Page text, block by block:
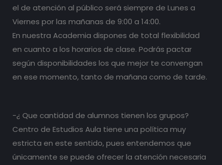
el de atención al público será siempre de Lunes a
Viernes por las mañanas de 9:00 a 14:00.
En nuestra Academia dispones de total flexibilidad
en cuanto a los horarios de clase. Podrás pactar
según disponibilidades los que mejor te convengan
en ese momento, tanto de mañana como de tarde.
-¿ Que cantidad de alumnos tienen los grupos?
Centro de Estudios Aula tiene una política muy
estricta en este sentido, pues entendemos que
únicamente se puede ofrecer la atención necesaria